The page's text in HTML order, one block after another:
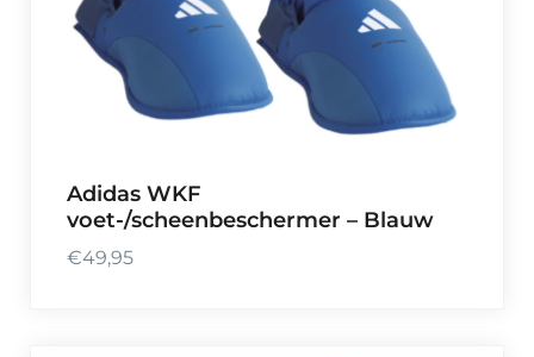
Adidas WKF
voet-/scheenbeschermer – Blauw
€49,95